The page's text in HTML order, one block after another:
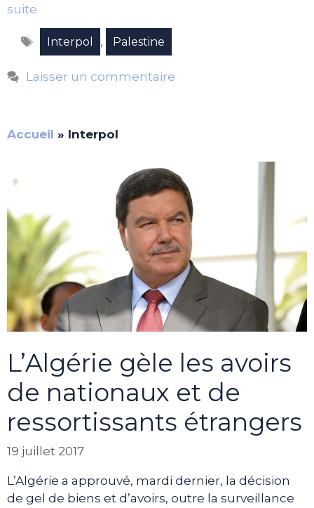
suite
Étiquettes
Interpol , Palestine
Laisser un commentaire
Accueil » Interpol
L’Algérie gèle les avoirs
de nationaux et de
ressortissants étrangers
19 juillet 2017
L’Algérie a approuvé, mardi dernier, la décision
de gel de biens et d’avoirs, outre la surveillance